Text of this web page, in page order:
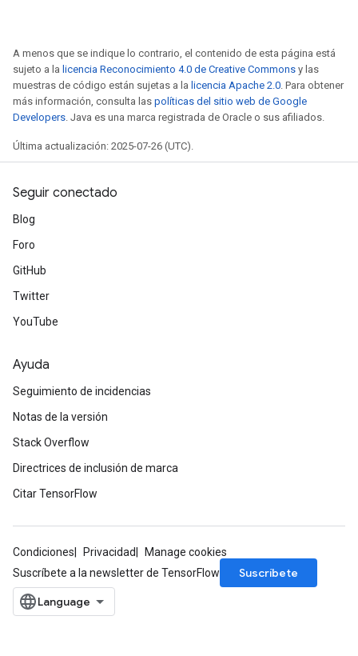
A menos que se indique lo contrario, el contenido de esta página está
sujeto a la licencia Reconocimiento 4.0 de Creative Commons y las
muestras de código están sujetas a la licencia Apache 2.0 . Para obtener
más información, consulta las políticas del sitio web de Google
Developers . Java es una marca registrada de Oracle o sus afiliados.
Última actualización: 2025-07-26 (UTC).
Seguir conectado
Blog
Foro
GitHub
Twitter
YouTube
Ayuda
Seguimiento de incidencias
Notas de la versión
Stack Overflow
Directrices de inclusión de marca
Citar TensorFlow
Condiciones Privacidad
Manage cookies
Suscríbete a la newsletter de TensorFlow
Suscríbete